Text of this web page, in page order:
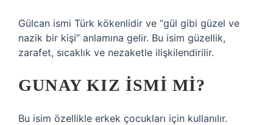
Gülcan ismi Türk kökenlidir ve “gül gibi güzel ve
nazik bir kişi” anlamına gelir. Bu isim güzellik,
zarafet, sıcaklık ve nezaketle ilişkilendirilir.
GUNAY KIZ ISMI MI?
Bu isim özellikle erkek çocukları için kullanılır.